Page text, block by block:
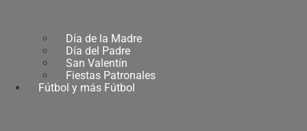
Día de la Madre
Día del Padre
San Valentín
Fiestas Patronales
Fútbol y más Fútbol